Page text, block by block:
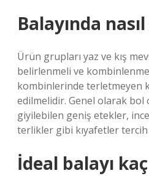
Balayında
Ürün grupları yaz ve kış
belirlenmeli ve
kombinlerinde terletmeyen
edilmelidir. Genel olarak bol
giyilebilen geniş etekler,
terlikler gibi kıyafetler
İdeal balayı